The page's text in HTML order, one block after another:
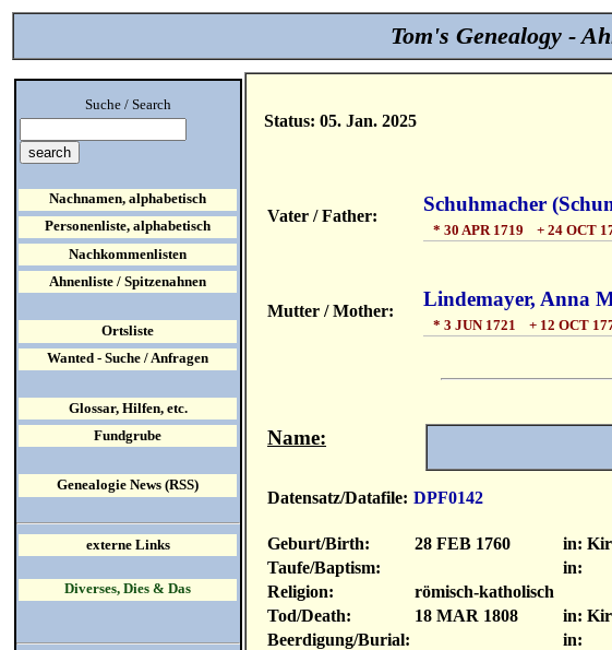
Tom's Genealogy -
Status: 05. Jan. 2025
Vater / Father:
Schuhmacher
* 30 APR 1719 + 24 OCT
Mutter / Mother:
Lindemayer, Anna
* 3 JUN 1721 + 12 OCT
Name:
Datensatz/Datafile: DPF0142
Geburt/Birth: 28 FEB 1760
in:
Taufe/Baptism:
in:
Religion:
römisch-katholisch
Tod/Death:
18 MAR 1808
in:
Beerdigung/Burial:
in:
Suche / Search
Nachnamen, alphabetisch
Personenliste, alphabetisch
Nachkommenlisten
Ahnenliste / Spitzenahnen
Ortsliste
Wanted - Suche / Anfragen
Glossar, Hilfen, etc.
Fundgrube
Genealogie News (RSS)
externe Links
Diverses, Dies & Das